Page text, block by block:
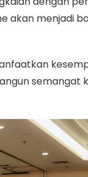
akan menjadi
semangat